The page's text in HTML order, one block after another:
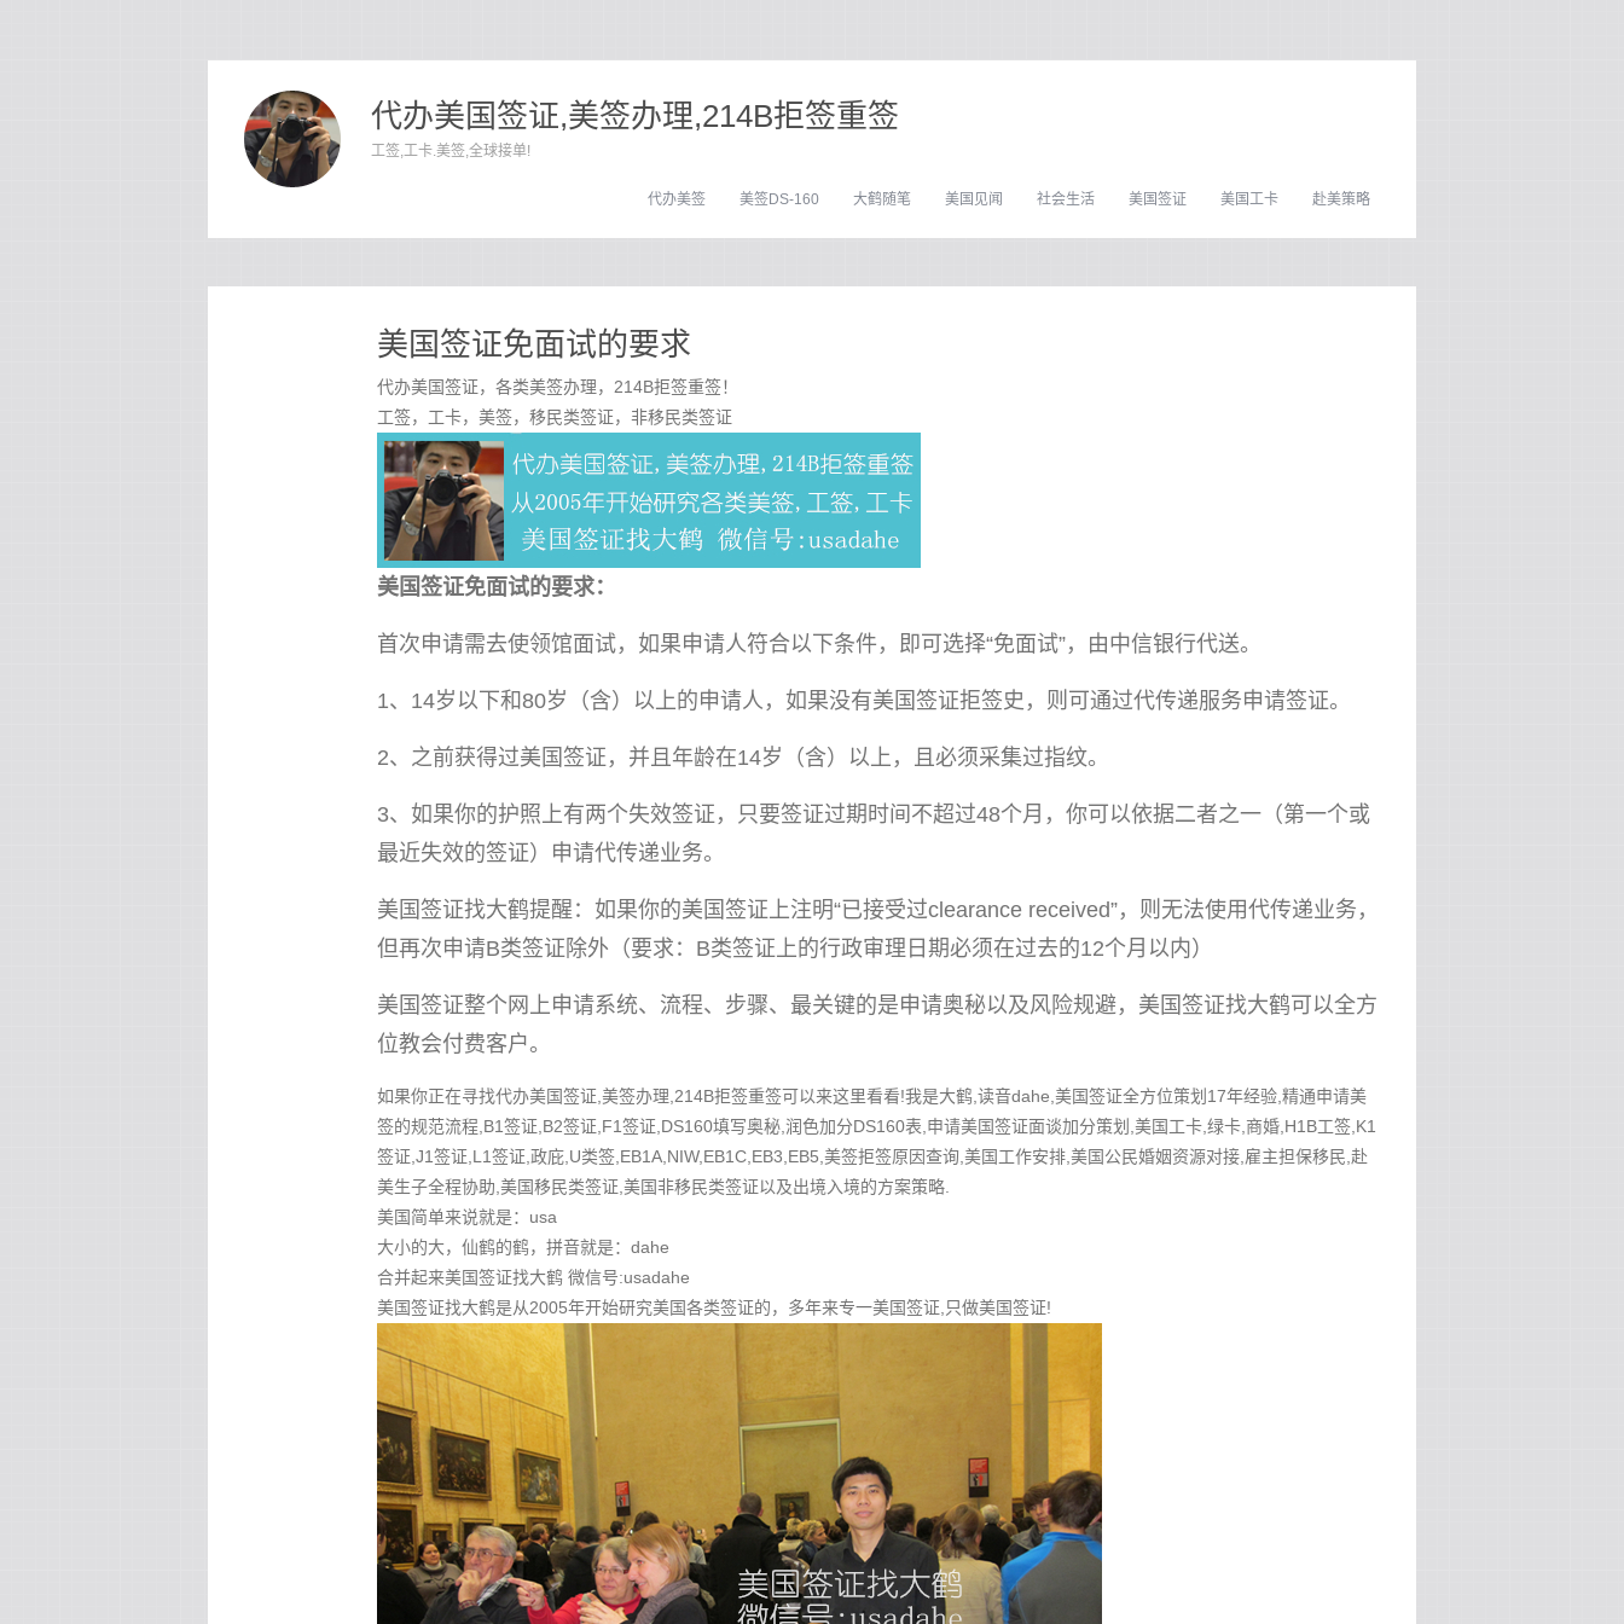
代办美国签证,美签办理,214B拒签重签
工签,工卡.美签,全球接单!
赴美策略
美国工卡
美国签证
社会生活
美国见闻
大鹤随笔
美签DS-160
代办美签
美国签证免面试的要求
代办美国签证，各类美签办理，214B拒签重签！
工签，工卡，美签，移民类签证，非移民类签证
美国签证免面试的要求：
首次申请需去使领馆面试，如果申请人符合以下条件，即可选择“免面试”，由中信银行代送。
1、14岁以下和80岁（含）以上的申请人，如果没有美国签证拒签史，则可通过代传递服务申请签证。
2、之前获得过美国签证，并且年龄在14岁（含）以上，且必须采集过指纹。
3、如果你的护照上有两个失效签证，只要签证过期时间不超过48个月，你可以依据二者之一（第一个或
最近失效的签证）申请代传递业务。
美国签证找大鹤提醒：如果你的美国签证上注明“已接受过clearance received”，则无法使用代传递业务，
但再次申请B类签证除外（要求：B类签证上的行政审理日期必须在过去的12个月以内）
美国签证整个网上申请系统、流程、步骤、最关键的是申请奥秘以及风险规避，美国签证找大鹤可以全方
位教会付费客户。
如果你正在寻找代办美国签证,美签办理,214B拒签重签可以来这里看看!我是大鹤,读音dahe,美国签证全方位策划17年经验,精通申请美
签的规范流程,B1签证,B2签证,F1签证,DS160填写奥秘,润色加分DS160表,申请美国签证面谈加分策划,美国工卡,绿卡,商婚,H1B工签,K1
签证,J1签证,L1签证,政庇,U类签,EB1A,NIW,EB1C,EB3,EB5,美签拒签原因查询,美国工作安排,美国公民婚姻资源对接,雇主担保移民,赴
美生子全程协助,美国移民类签证,美国非移民类签证以及出境入境的方案策略.
美国简单来说就是：usa
大小的大，仙鹤的鹤，拼音就是：dahe
合并起来美国签证找大鹤 微信号:usadahe
美国签证找大鹤是从2005年开始研究美国各类签证的，多年来专一美国签证,只做美国签证!